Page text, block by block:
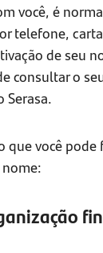
você, é
telefone,
de seu
consultar o
Serasa.
que você pode